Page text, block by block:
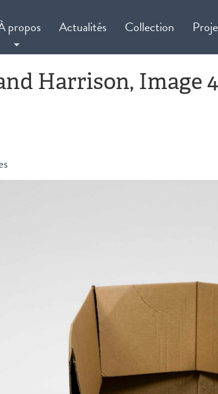
propos Actualités Collection
Harrison, Image 4